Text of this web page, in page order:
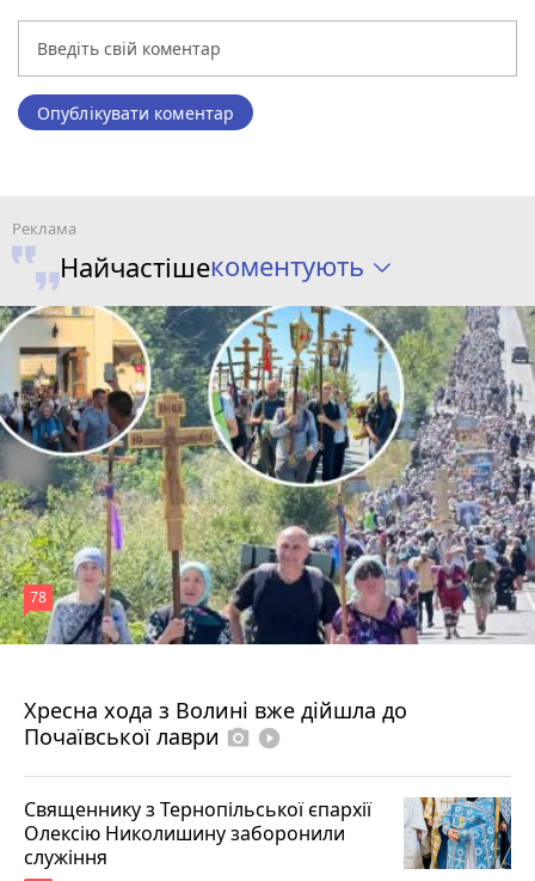
Опублікувати коментар
Найчастішекоментують
Хресна хода з Волині вже дійшла до
Почаївської лаври photo_camera play_circle_filled
78
Священнику з Тернопільської єпархії
Олексію Николишину заборонили
служіння